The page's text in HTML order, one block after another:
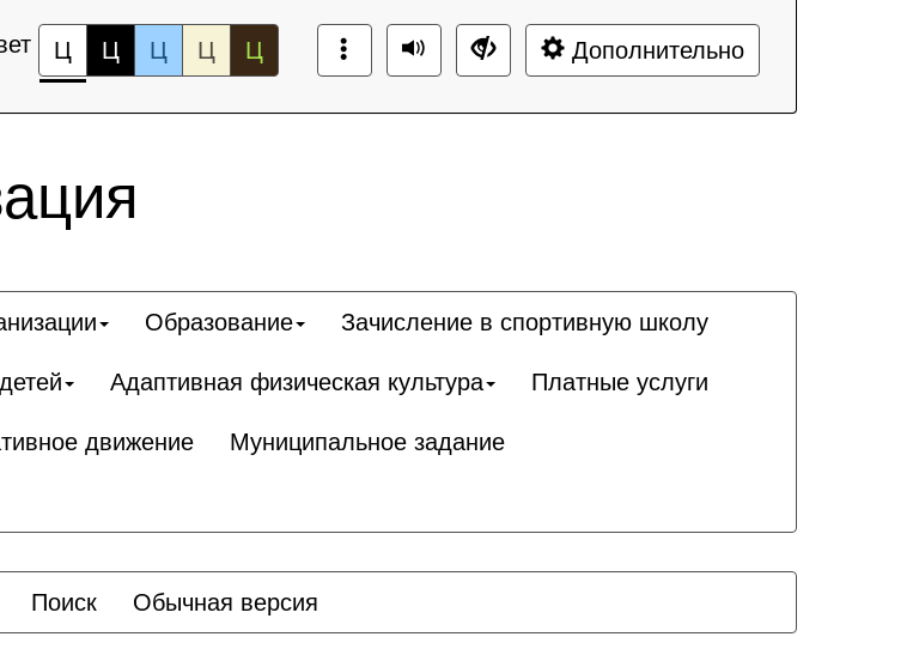
Ц Ц Ц Ц Ц Дополнительно
Образование Зачисление в спортивную школу
Адаптивная физическая культура Платные услуги
движение Муниципальное задание
Поиск Обычная версия